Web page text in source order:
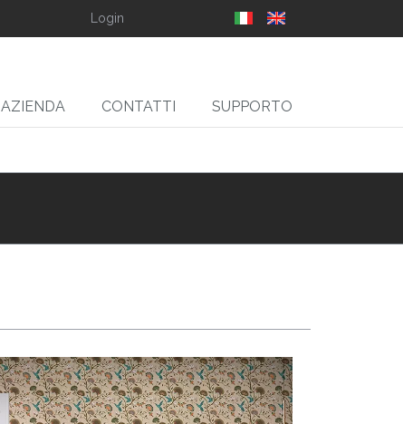
Login
AZIENDA CONTATTI SUPPORTO
SLIT
CUSTOM